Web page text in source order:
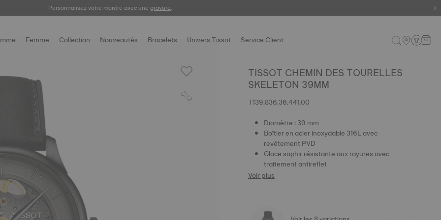
Personnalisez votre montre avec une gravure.
Enregistrez votre montre
Femme Collection Nouveautés Bracelets Univers Tissot Service Client
TISSOT CHEMIN DES TOURELLES
SKELETON 39MM
T139.836.36.441.00
Diamètre : 39 mm
Boîtier en acier inoxydable 316L avec
revêtement PVD
Glace saphir résistante aux rayures avec
traitement antireflet
Voir plus